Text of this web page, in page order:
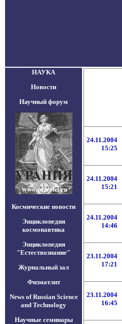
НАУКА
Новости
Научный форум
Космические новости
Энциклопедия
космонавтика
Энциклопедия
"Естествознание"
Журнальный зал
Физматлит
News of Russian Science
and Technology
Научные семинары
24.11.2004
15:25
24.11.2004
15:21
24.11.2004
14:46
23.11.2004
17:21
23.11.2004
16:45